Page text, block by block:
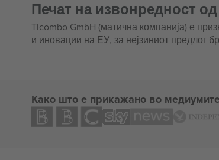
Печат на извонредност
Ticombo GmbH (матична компанија) е
и иновации на ЕУ, за нејзиниот предлог
Како што е прикажано во медиумите